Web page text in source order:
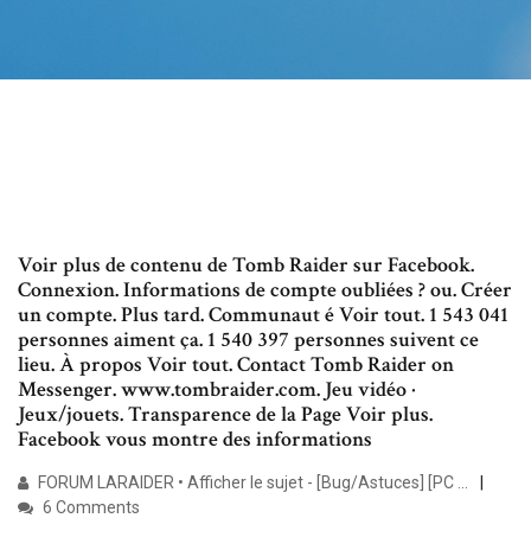
Voir plus de contenu de Tomb Raider sur Facebook.
Connexion. Informations de compte oubliées ? ou. Créer
un compte. Plus tard. Communaut é Voir tout. 1 543 041
personnes aiment ça. 1 540 397 personnes suivent ce
lieu. À propos Voir tout. Contact Tomb Raider on
Messenger. www.tombraider.com. Jeu vidéo ·
Jeux/jouets. Transparence de la Page Voir plus.
Facebook vous montre des informations
FORUM LARAIDER • Afficher le sujet - [Bug/Astuces] [PC ...
6 Comments